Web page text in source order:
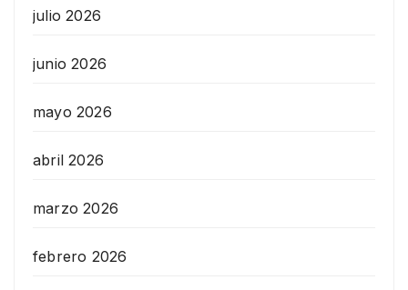
julio 2026
junio 2026
mayo 2026
abril 2026
marzo 2026
febrero 2026